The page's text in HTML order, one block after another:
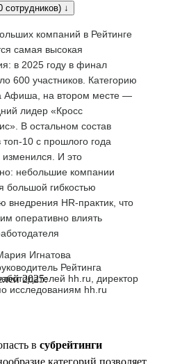
↓
компаний в Рейтинге
самая высокая
в 2025 году в финал
600 участников. Категорию
Афиша, на втором месте —
лидер «Кросс
В остальном состав
топ-10 с прошлого года
изменился. И это
небольшие компании
большой гибкостью
внедрения HR-практик, что
оперативно влиять
Игнатова
Рейтинга
hh.ru, директор
исследованиям hh.ru
в субрейтинги
категорий позволяет